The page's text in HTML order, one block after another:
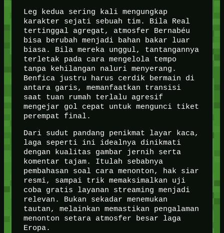
Leg kedua sering kali mengungkap
karakter sejati sebuah tim. Bila Real
tertinggal agregat, atmosfer Bernabéu
bisa berubah menjadi bahan bakar luar
biasa. Bila mereka unggul, tantangannya
terletak pada cara mengelola tempo
tanpa kehilangan naluri menyerang.
Benfica justru harus cerdik bermain di
antara garis, memanfaatkan transisi
saat tuan rumah terlalu agresif
mengejar gol cepat untuk mengunci tiket
perempat final.
Dari sudut pandang penikmat layar kaca,
laga seperti ini idealnya dinikmati
dengan kualitas gambar jernih serta
komentar tajam. Itulah sebabnya
pembahasan soal cara menonton, hak siar
resmi, sampai trik memaksimalkan uji
coba gratis layanan streaming menjadi
relevan. Bukan sekadar menemukan
tautan, melainkan memastikan pengalaman
menonton setara atmosfer besar laga
Eropa.